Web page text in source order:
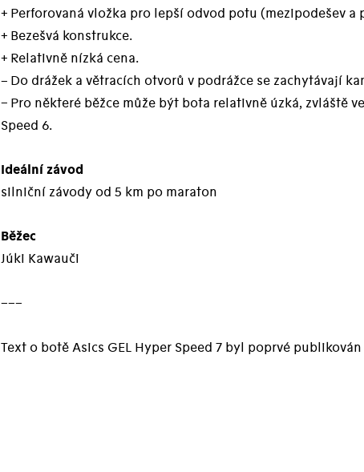
+ Perforovaná vložka pro lepší odvod potu (mezipodešev
+ Bezešvá konstrukce.
+ Relativně nízká cena.
– Do drážek a větracích otvorů v podrážce se zachytávají
− Pro některé běžce může být bota relativně úzká, zvláště
Speed 6.
Ideální závod
silniční závody od 5 km po maraton
Běžec
Júki Kawauči
–––
Text o botě Asics GEL Hyper Speed 7 byl poprvé publikován